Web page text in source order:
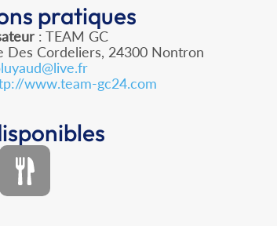
pratiques
: TEAM GC
Des Cordeliers, 24300 Nontron
www.team-gc24.com